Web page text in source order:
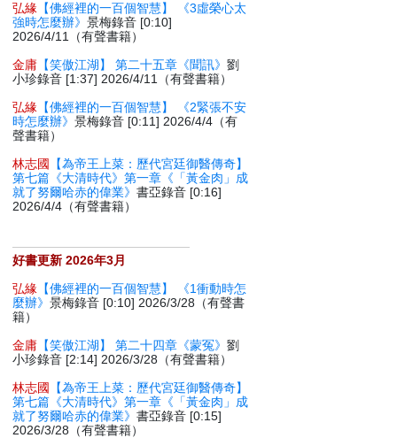
弘緣 【佛經裡的一百個智慧】 《3虛榮心太
強時怎麼辦》景梅錄音 [0:10]
2026/4/11（有聲書籍）
金庸 【笑傲江湖】 第二十五章《聞訊》劉
小珍錄音 [1:37] 2026/4/11（有聲書籍）
弘緣 【佛經裡的一百個智慧】 《2緊張不安
時怎麼辦》景梅錄音 [0:11] 2026/4/4（有
聲書籍）
林志國
【為帝王上菜：歷代宮廷御醫傳奇】
第七篇《大清時代》第一章《「黃金肉」成
就了努爾哈赤的偉業》書亞錄音 [0:16]
2026/4/4（有聲書籍）
好書更新 2026年3月
弘緣 【佛經裡的一百個智慧】 《1衝動時怎
麼辦》景梅錄音 [0:10] 2026/3/28（有聲書
籍）
金庸 【笑傲江湖】 第二十四章《蒙冤》劉
小珍錄音 [2:14] 2026/3/28（有聲書籍）
林志國
【為帝王上菜：歷代宮廷御醫傳奇】
第七篇《大清時代》第一章《「黃金肉」成
就了努爾哈赤的偉業》書亞錄音 [0:15]
2026/3/28（有聲書籍）